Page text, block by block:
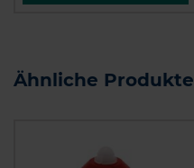
Ähnliche Produkte